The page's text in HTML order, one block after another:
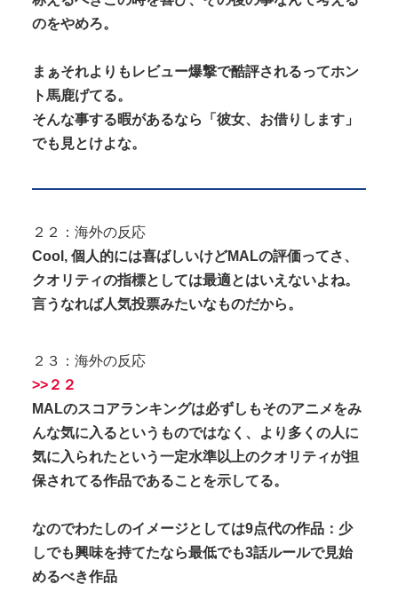
のをやめろ。
まぁそれよりもレビュー爆撃で酷評されるってホン
ト馬鹿げてる。
そんな事する暇があるなら「彼女、お借りします」
でも見とけよな。
２２：海外の反応
Cool, 個人的には喜ばしいけどMALの評価ってさ、
クオリティの指標としては最適とはいえないよね。
言うなれば人気投票みたいなものだから。
２３：海外の反応
>>２２
MALのスコアランキングは必ずしもそのアニメをみ
んな気に入るというものではなく、より多くの人に
気に入られたという一定水準以上のクオリティが担
保されてる作品であることを示してる。
なのでわたしのイメージとしては9点代の作品：少
しでも興味を持てたなら最低でも3話ルールで見始
めるべき作品